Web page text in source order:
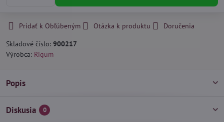
Pridať k Obľúbeným Otázka k produktu
Doručenia
Skladové číslo: 900217
Výrobca: Rigum
Popis
Diskusia 0